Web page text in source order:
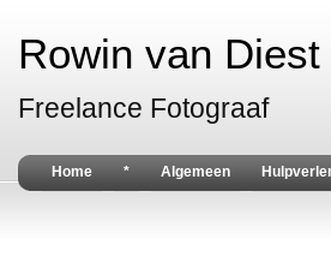
Rowin van Diest
Freelance Fotograaf
Home * Algemeen